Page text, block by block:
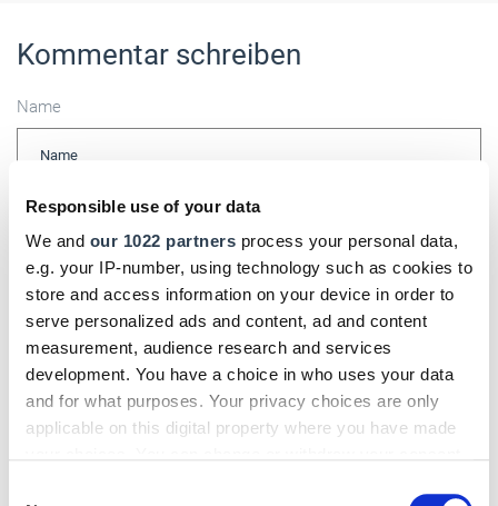
Responsible use of your data
We and our 1022 partners process your personal data,
e.g. your IP-number, using technology such as cookies to
store and access information on your device in order to
serve personalized ads and content, ad and content
measurement, audience research and services
development. You have a choice in who uses your data
and for what purposes. Your privacy choices are only
applicable on this digital property where you have made
Kommentar schreiben
Name
E-Mail
Kommentar